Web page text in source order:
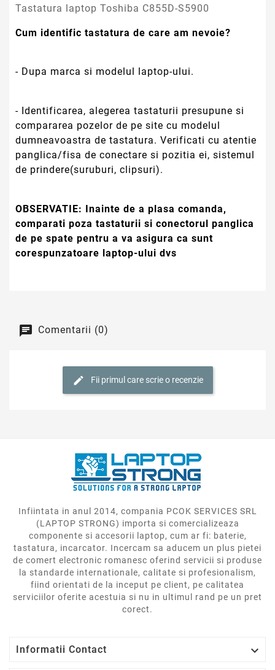
Tastatura laptop Toshiba C855D-S5900
Cum identific tastatura de care am nevoie?
- Dupa marca si modelul laptop-ului.
- Identificarea, alegerea tastaturii presupune si
compararea pozelor de pe site cu modelul
dumneavoastra de tastatura. Verificati cu atentie
panglica/fisa de conectare si pozitia ei, sistemul
de prindere(suruburi, clipsuri).
OBSERVATIE: Inainte de a plasa comanda,
comparati poza tastaturii si conectorul panglica
de pe spate pentru a va asigura ca sunt
corespunzatoare laptop-ului dvs
Comentarii (0)
Fii primul care scrie o recenzie
Infiintata in anul 2014, compania PCOK SERVICES SRL
(LAPTOP STRONG) importa si comercializeaza
componente si accesorii laptop, cum ar fi: baterie,
tastatura, incarcator. Incercam sa aducem un plus pietei
de comert electronic romanesc oferind servicii si produse
la standarde internationale, calitate si profesionalism,
fiind orientati de la inceput pe client, pe calitatea
serviciilor oferite acestuia si nu in ultimul rand pe un pret
corect.
Informatii Contact 